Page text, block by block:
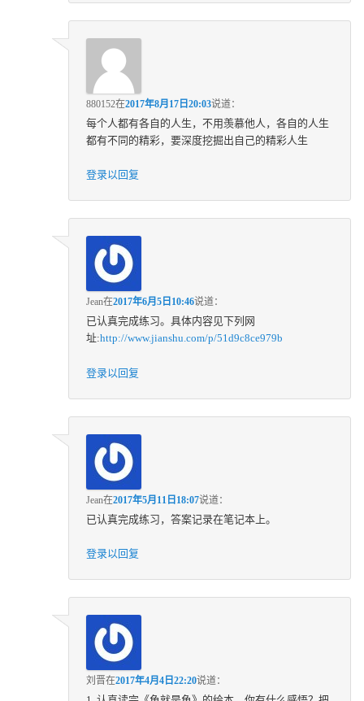
880152在2017年8月17日20:03说道：
每个人都有各自的人生，不用羡慕他人，各自的人生
都有不同的精彩，要深度挖掘出自己的精彩人生
登录以回复
Jean在2017年6月5日10:46说道：
已认真完成练习。具体内容见下列网
址:http://www.jianshu.com/p/51d9c8ce979b
登录以回复
Jean在2017年5月11日18:07说道：
已认真完成练习，答案记录在笔记本上。
登录以回复
刘晋在2017年4月4日22:20说道：